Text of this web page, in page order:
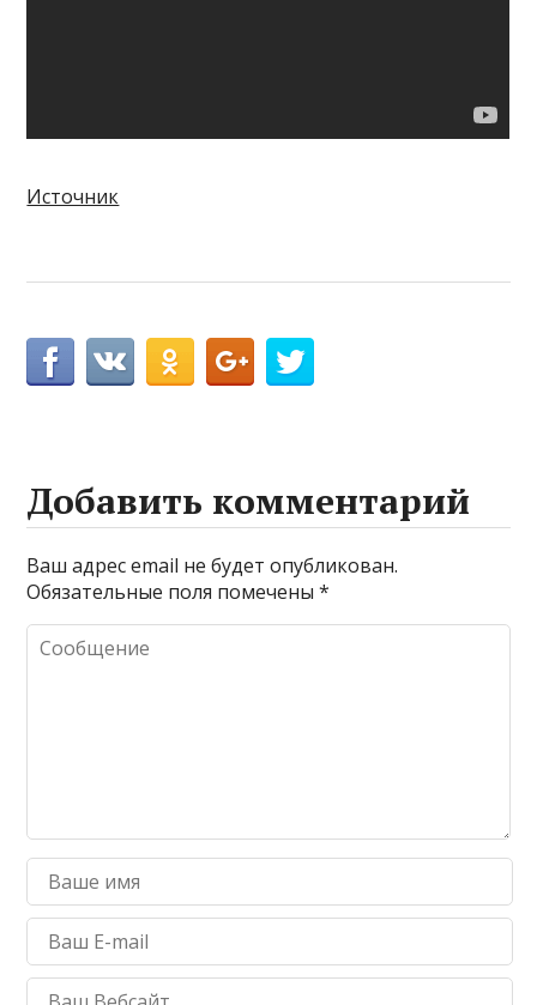
Источник
Добавить комментарий
Ваш адрес email не будет опубликован.
Обязательные поля помечены*